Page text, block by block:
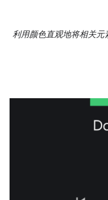
利用颜色直观地将相关